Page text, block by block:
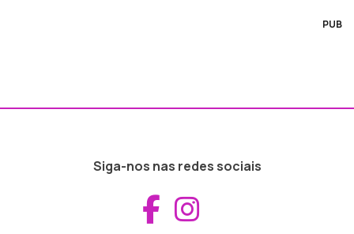
PUB
Siga-nos nas redes sociais
Aceder ao